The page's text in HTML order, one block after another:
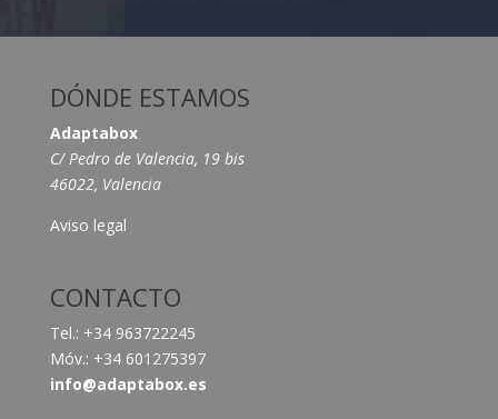
DÓNDE ESTAMOS
Adaptabox
C/ Pedro de Valencia, 19 bis
46022, Valencia
Aviso legal
CONTACTO
Tel.: +34 963722245
Móv.: +34 601275397
info@adaptabox.es